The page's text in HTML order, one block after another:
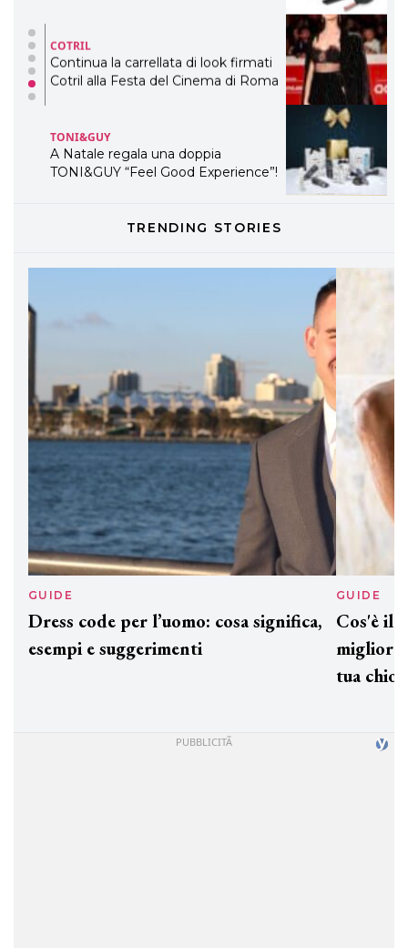
COTRIL
Continua la carrellata di look firmati
Cotril alla Festa del Cinema di Roma
TONI&GUY
A Natale regala una doppia
TONI&GUY “Feel Good Experience”!
LABEL.M lancia la sua innovativa ed
professionali
TRENDING STORIES
GUIDE
Dress code per l’uomo: cosa significa,
esempi e suggerimenti
GUIDE
tua